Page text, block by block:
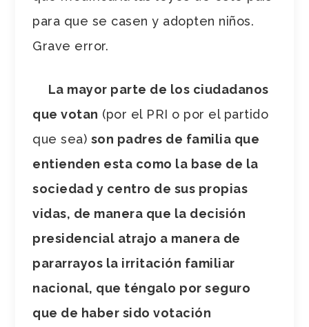
para que se casen y adopten niños.
Grave error.
La mayor parte de los ciudadanos
que votan (por el PRI o por el partido
que sea) son padres de familia que
entienden esta como la base de la
sociedad y centro de sus propias
vidas, de manera que la decisión
presidencial atrajo a manera de
pararrayos la irritación familiar
nacional, que téngalo por seguro
que de haber sido votación